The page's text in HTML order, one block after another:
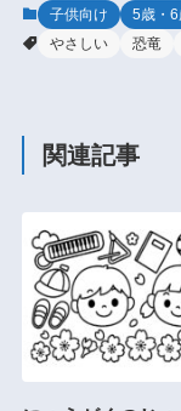
子供向け 5歳・6
やさしい
恐竜
関連記事